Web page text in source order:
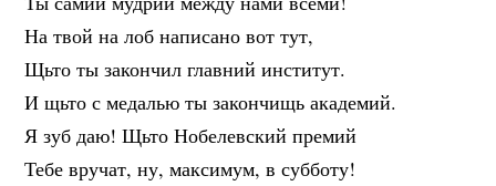
На твой на лоб написано вот тут,
Щьто ты закончил главний институт.
И щьто с медалью ты закончищь академий.
Я зуб даю! Щьто Нобелевский премий
Тебе вручат, ну, максимум, в субботу!